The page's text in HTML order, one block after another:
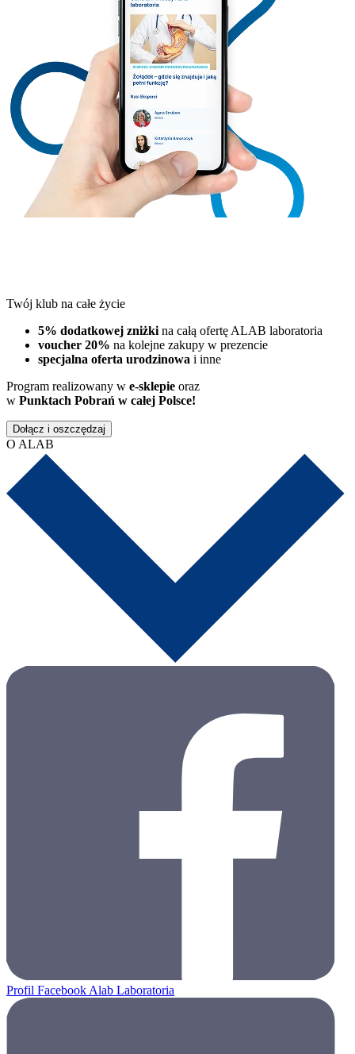
Twój klub na całe życie
5% dodatkowej zniżki na całą ofertę ALAB laboratoria
voucher 20% na kolejne zakupy w prezencie
specjalna oferta urodzinowa i inne
Program realizowany w e-sklepie oraz
w Punktach Pobrań w całej Polsce!
Dołącz i oszczędzaj
O ALAB
Profil Facebook Alab Laboratoria